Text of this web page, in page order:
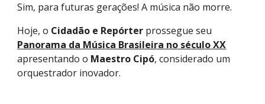
Sim, para futuras gerações! A música não morre.
Hoje, o Cidadão e Repórter prossegue seu
Panorama da Música Brasileira no século XX
apresentando o Maestro Cipó, considerado um
orquestrador inovador.